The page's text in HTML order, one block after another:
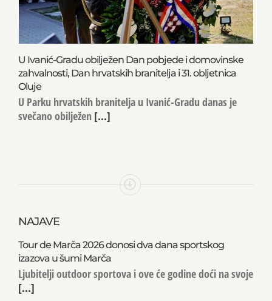
U Ivanić-Gradu obilježen Dan pobjede i domovinske
zahvalnosti, Dan hrvatskih branitelja i 31. obljetnica
Oluje
U Parku hrvatskih branitelja u Ivanić-Gradu danas je
svečano obilježen [...]
NAJAVE
Tour de Marča 2026 donosi dva dana sportskog
izazova u šumi Marča
Ljubitelji outdoor sportova i ove će godine doći na svoje
[...]